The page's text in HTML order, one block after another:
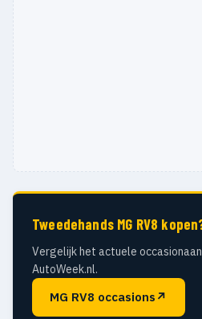
Tweedehands MG RV8
Vergelijk het actuele
AutoWeek.nl.
MG RV8 occasions ↗